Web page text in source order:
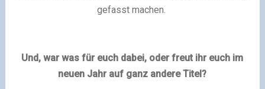
gefasst machen.
Und, war was für euch dabei, oder freut ihr euch im
neuen Jahr auf ganz andere Titel?